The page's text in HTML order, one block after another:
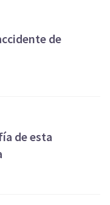
de
de esta